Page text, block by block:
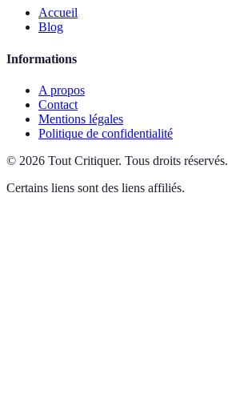
Accueil
Blog
Informations
A propos
Contact
Mentions légales
Politique de confidentialité
© 2026 Tout Critiquer. Tous droits réservés.
Certains liens sont des liens affiliés.